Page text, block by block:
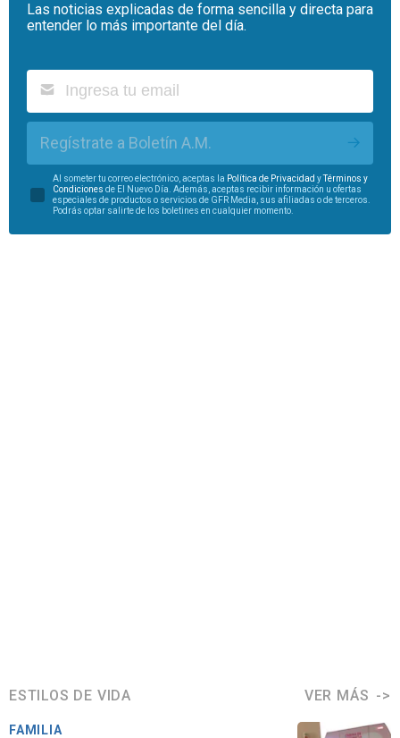
Las noticias explicadas de forma sencilla y directa para
entender lo más importante del día.
Regístrate a Boletín A.M.
Al someter tu correo electrónico, aceptas la Política de Privacidad yTérminos y
Condiciones de El Nuevo Día. Además, aceptas recibir información u ofertas
especiales de productos o servicios de GFR Media, sus afiliadas o de terceros.
Podrás optar salirte de los boletines en cualquier momento.
ESTILOS DE VIDA VER MÁS
FAMILIA